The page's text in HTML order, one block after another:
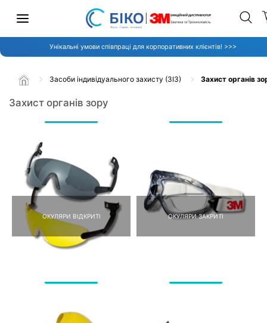
Унікальні умови співпраці для корпоративних клієнтів! >>>
Засоби індивідуального захисту (ЗІЗ) Захист органів
Захист органів зору
ОКУЛЯРИ ВІДКРИТІ ОКУЛЯРИ ЗАКРИТІ